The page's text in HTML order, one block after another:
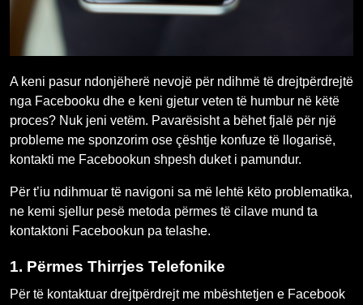
A keni pasur ndonjëherë nevojë për ndihmë të drejtpërdrejtë
nga Facebooku dhe e keni gjetur veten të humbur në këtë
proces? Nuk jeni vetëm. Pavarësisht a bëhet fjalë për një
probleme me sponzorim ose çështje konfuze të llogarisë,
kontakti me Facebookun shpesh duket i pamundur.
Për t’iu ndihmuar të navigoni sa më lehtë këto problematika,
ne kemi sjellur pesë metoda përmes të cilave mund ta
kontaktoni Facebookun pa telashe.
1. Përmes Thirrjes Telefonike
Për të kontaktuar drejtpërdrejt me mbështetjen e Facebook